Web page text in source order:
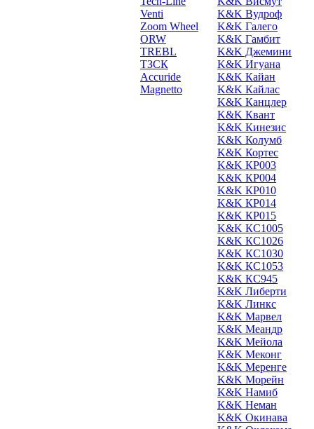
Venti
Zoom Wheel
ORW
TREBL
ТЗСК
Accuride
Magnetto
K&K Вудроф
K&K Галего
K&K Гамбит
K&K Джемини
K&K Игуана
K&K Кайан
K&K Кайлас
K&K Канцлер
K&K Квант
K&K Кинезис
K&K Колумб
K&K Кортес
K&K КР003
K&K КР004
K&K КР010
K&K КР014
K&K КР015
K&K КС1005
K&K КС1026
K&K КС1030
K&K КС1053
K&K КС945
K&K Либерти
K&K Линкс
K&K Марвел
K&K Меандр
K&K Мейола
K&K Меконг
K&K Меренге
K&K Морейн
K&K Намиб
K&K Неман
K&K Окинава